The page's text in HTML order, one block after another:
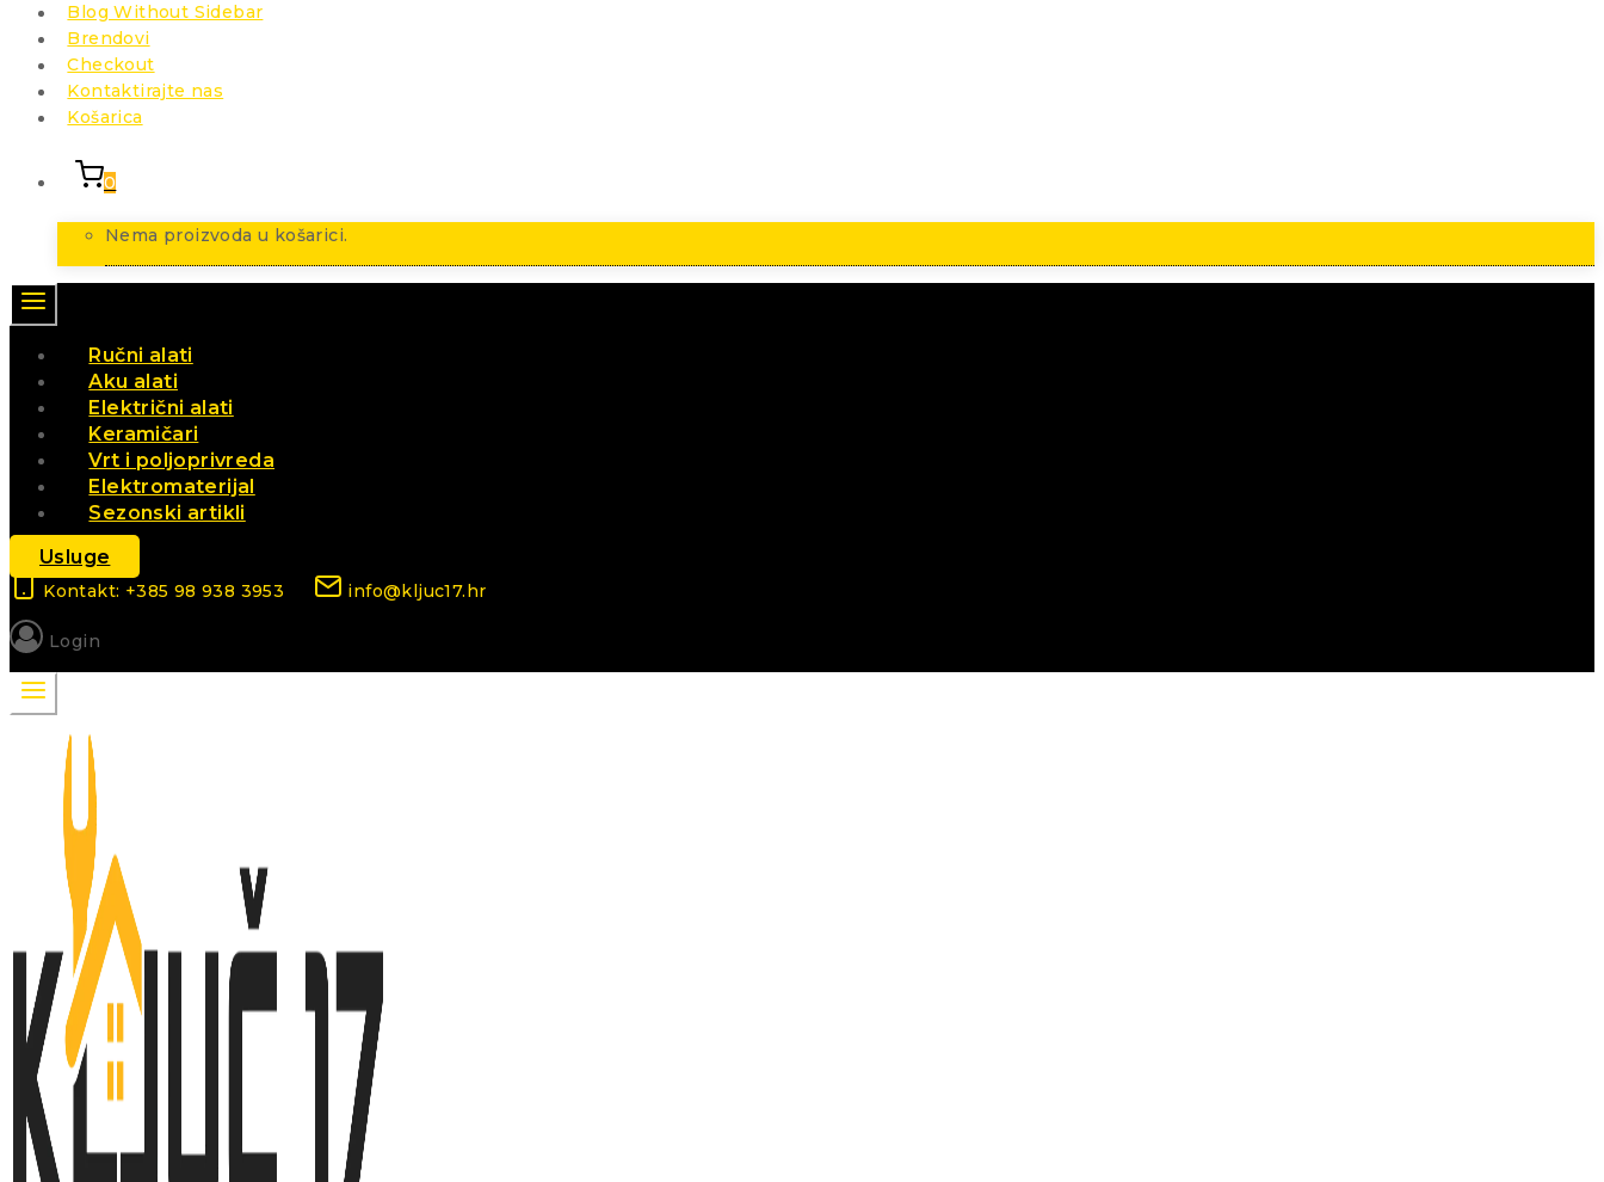
Blog Without Sidebar
Brendovi
Checkout
Kontaktirajte nas
Košarica
0
Nema proizvoda u košarici.
Ručni alati
Aku alati
Električni alati
Keramičari
Vrt i poljoprivreda
Elektromaterijal
Sezonski artikli
Usluge
Kontakt: +385 98 938 3953 info@kljuc17.hr
Login